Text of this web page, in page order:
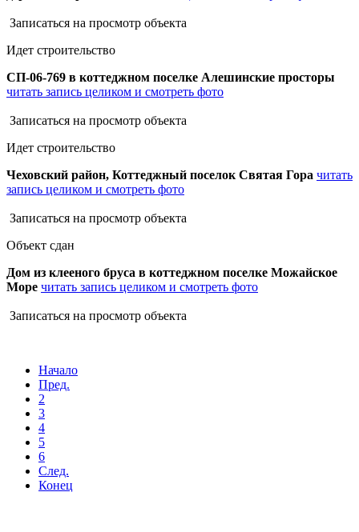
Записаться на просмотр объекта
Идет строительство
СП-06-769 в коттеджном поселке Алешинские просторы
читать запись целиком и смотреть фото
Записаться на просмотр объекта
Идет строительство
Чеховский район, Коттеджный поселок Святая Гора читать
запись целиком и смотреть фото
Записаться на просмотр объекта
Объект сдан
Дом из клееного бруса в коттеджном поселке Можайское
Море читать запись целиком и смотреть фото
Записаться на просмотр объекта
Начало
Пред.
2
3
4
5
6
След.
Конец